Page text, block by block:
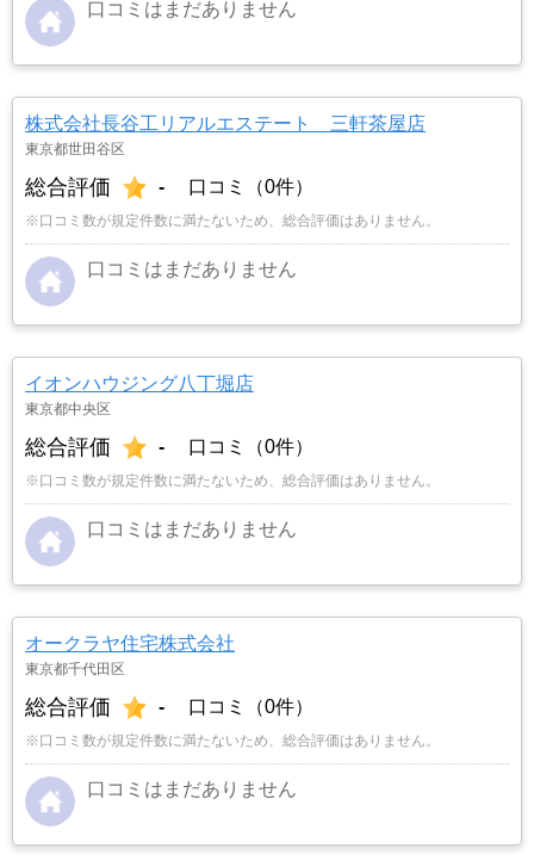
口コミはまだありません
株式会社長谷工リアルエステート 三軒茶屋店
東京都世田谷区
総合評価 - 口コミ（0件）
※口コミ数が規定件数に満たないため、総合評価はありません。
口コミはまだありません
イオンハウジング八丁堀店
東京都中央区
総合評価 - 口コミ（0件）
※口コミ数が規定件数に満たないため、総合評価はありません。
口コミはまだありません
オークラヤ住宅株式会社
東京都千代田区
総合評価 - 口コミ（0件）
※口コミ数が規定件数に満たないため、総合評価はありません。
口コミはまだありません